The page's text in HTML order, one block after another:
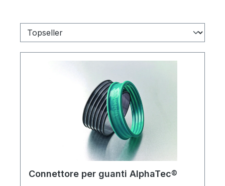
Connettore per guanti AlphaTec®